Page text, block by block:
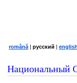
română | русский | english
Национальный